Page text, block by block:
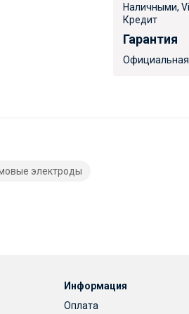
Наличными,
Кредит
Гарантия
Официальная
электроды
Информация
Оплата